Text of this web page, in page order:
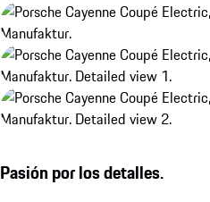
Pasión por los detalles.